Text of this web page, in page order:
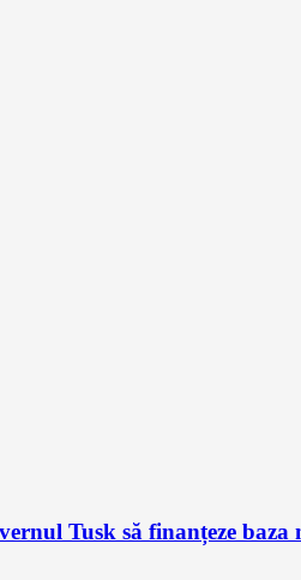
Tusk să finanțeze